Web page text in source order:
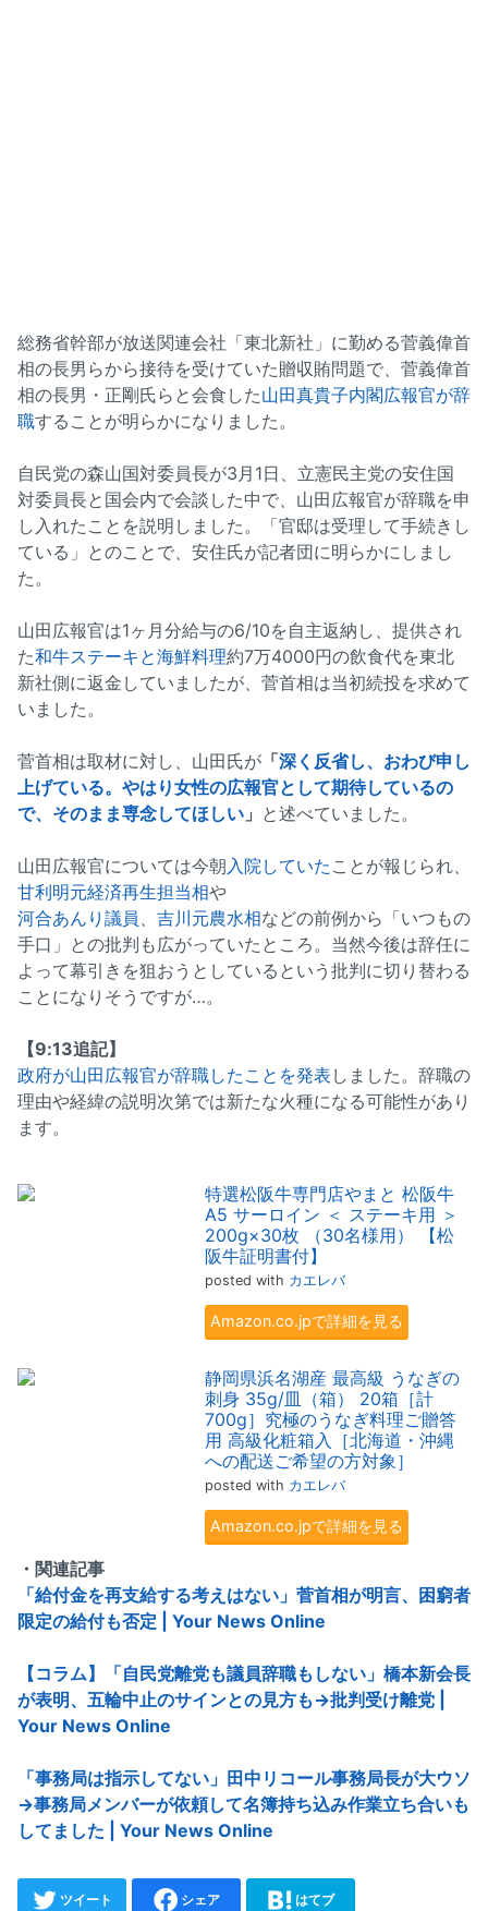
総務省幹部が放送関連会社「東北新社」に勤める菅義偉首
相の長男らから接待を受けていた贈収賄問題で、菅義偉首
相の長男・正剛氏らと会食した山田真貴子内閣広報官が辞
職することが明らかになりました。
自民党の森山国対委員長が3月1日、立憲民主党の安住国
対委員長と国会内で会談した中で、山田広報官が辞職を申
し入れたことを説明しました。「官邸は受理して手続きし
ている」とのことで、安住氏が記者団に明らかにしまし
た。
山田広報官は1ヶ月分給与の6/10を自主返納し、提供され
た和牛ステーキと海鮮料理約7万4000円の飲食代を東北
新社側に返金していましたが、菅首相は当初続投を求めて
いました。
菅首相は取材に対し、山田氏が 「深く反省し、おわび申し
上げている。やはり女性の広報官として期待しているの
で、そのまま専念してほしい 」 と述べていました。
山田広報官については今朝入院していた ことが報じられ、
甘利明元経済再生担当相や
河合あんり議員 、 吉川元農水相などの前例から「いつもの
手口」との批判も広がっていたところ。当然今後は辞任に
よって幕引きを狙おうとしているという批判に切り替わる
ことになりそうですが…。
【9:13追記】
政府が山田広報官が辞職したことを発表 しました。辞職の
理由や経緯の説明次第では新たな火種になる可能性があり
ます。
特選松阪牛専門店やまと 松阪牛
A5 サーロイン ＜ ステーキ用 ＞
200g×30枚 （30名様用） 【松
阪牛証明書付】
posted with カエレバ
Amazon.co.jpで詳細を見る
静岡県浜名湖産 最高級 うなぎの
刺身 35g/皿（箱） 20箱［計
700g］究極のうなぎ料理ご贈答
用 高級化粧箱入［北海道・沖縄
への配送ご希望の方対象］
posted with カエレバ
Amazon.co.jpで詳細を見る
・関連記事
「給付金を再支給する考えはない」菅首相が明言、困窮者
限定の給付も否定 | Your News Online
【コラム】「自民党離党も議員辞職もしない」橋本新会長
が表明、五輪中止のサインとの見方も→批判受け離党 |
Your News Online
「事務局は指示してない」田中リコール事務局長が大ウソ
→事務局メンバーが依頼して名簿持ち込み作業立ち合いも
してました | Your News Online
ツイート シェア はてブ